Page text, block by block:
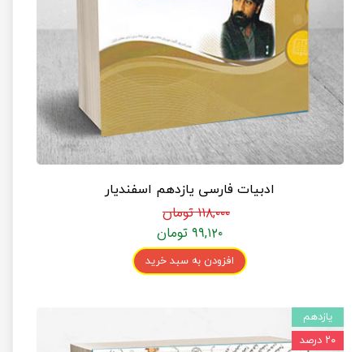
ادبیات فارسی یازدهم اسفندیار
۱۱۸,۰۰۰ تومان
۹۹,۱۲۰ تومان
افزودن به سبد خرید
یازدهم
۲۰ درصد